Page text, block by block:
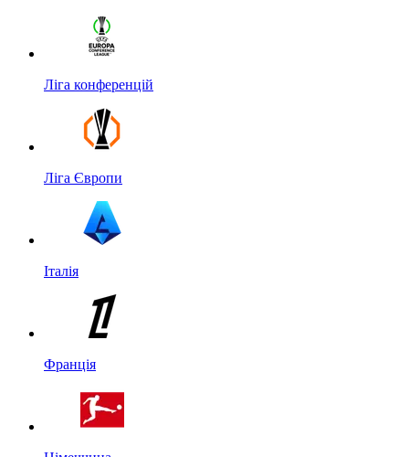
Ліга конференцій
Ліга Європи
Італія
Франція